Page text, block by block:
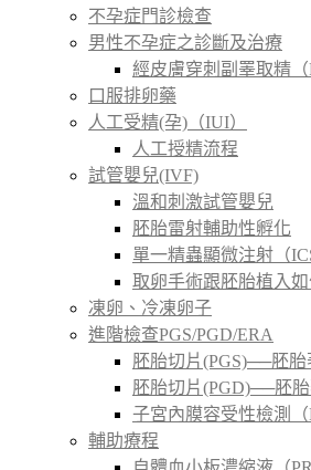
不孕症門診檢查
男性不孕症之診斷及治療
經皮膚穿刺副睪取精（
口服排卵藥
人工受精(孕)（IUI）
人工授精流程
試管嬰兒(IVF)
溫和刺激試管嬰兒
胚胎雷射輔助性孵化
單一精蟲顯微注射（
取卵手術跟胚胎植入
凍卵、冷凍卵子
進階檢查PGS/PGD/ERA
胚胎切片(PGS)──胚
胚胎切片(PGD)──胚
子宮內膜容受性檢測（
輔助療程